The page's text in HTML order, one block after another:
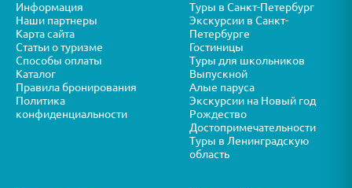
Информация
Наши партнеры
Карта сайта
Статьи о туризме
Способы оплаты
Каталог
Правила бронирования
Политика
конфиденциальности
Туры в Санкт-Петербург
Экскурсии в Санкт-
Петербурге
Гостиницы
Туры для школьников
Выпускной
Алые паруса
Экскурсии на Новый год
Рождество
Достопримечательности
Туры в Ленинградскую
область